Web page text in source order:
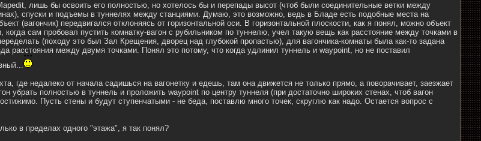
лишь бы освоить его полностью, но хотелось бы и перепады высот (чтоб были соединительные ветки между
спуски и подъемы в туннелях между станциями. Думаю, это возможно, ведь в Бладе есть подобные места на
(вагончик) передвигался отклоняясь от горизонтальной оси. В горизонтальной плоскости, как я понял, можно объект
когда сам пробовал пустить комнатку-вагон с рубильником по туннелю, учел такую вещь как расстояние между точками в
(походу это был Зал Крещения, дворец над глубокой пропастью), для вагончика-комнаты была как-то задана
расстояния между двумя точками. Понял это потому, что когда удлинил туннель и waypoint, но не поставил
где недалеко от начала садишься на вагонетку и едешь, там она движется не только прямо, а поворачивает, заезжает
убрать полностью в туннель и проложить waypoint по центру туннеля (при достаточно широких стенах, чтоб вагон
Пусть стены и будут ступенчатыми - не беда, поставлю много точек, скруглю как надо. Остается вопрос с
в пределах одного "этажа", я так понял?